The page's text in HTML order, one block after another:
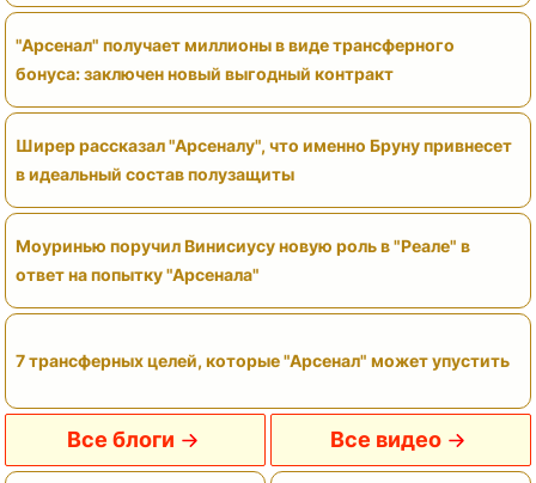
"Арсенал" получает миллионы в виде трансферного
бонуса: заключен новый выгодный контракт
Ширер рассказал "Арсеналу", что именно Бруну привнесет
в идеальный состав полузащиты
Моуринью поручил Винисиусу новую роль в "Реале" в
ответ на попытку "Арсенала"
7 трансферных целей, которые "Арсенал" может упустить
Все блоги Все видео